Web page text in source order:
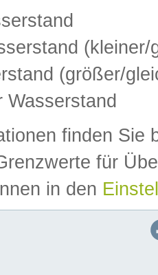
(kleiner/
(größer/
Wasserstand
finden Sie
für
in den